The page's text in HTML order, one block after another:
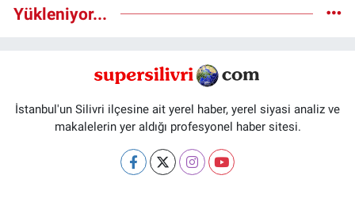
Yükleniyor...
İstanbul'un Silivri ilçesine ait yerel haber, yerel siyasi analiz ve
makalelerin yer aldığı profesyonel haber sitesi.